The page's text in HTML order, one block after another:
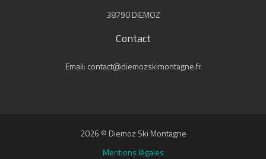
38790 DIEMOZ
Contact
Email: contact@diemozskimontagne.fr
2026 © Diemoz Ski Montagne
Mentions légales